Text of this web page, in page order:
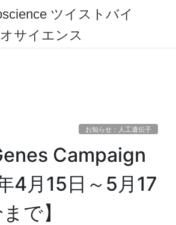
ツイストバイ
オサイエンス
お知らせ：人工遺伝子
Campaign
4月15日～5月17
で】